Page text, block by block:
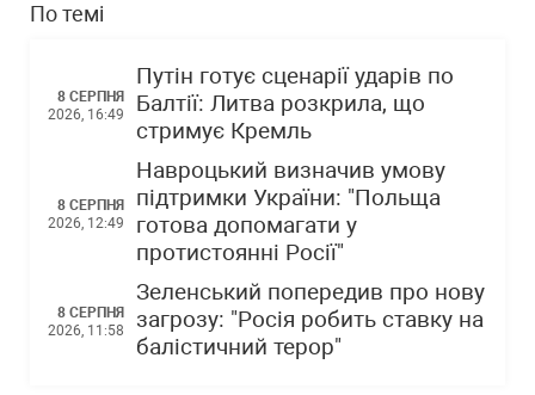
По темі
8 СЕРПНЯ
2026, 16:49
Путін готує сценарії ударів по
Балтії: Литва розкрила, що
стримує Кремль
8 СЕРПНЯ
2026, 12:49
Навроцький визначив умову
підтримки України: "Польща
готова допомагати у
протистоянні Росії"
8 СЕРПНЯ
2026, 11:58
Зеленський попередив про нову
загрозу: "Росія робить ставку на
балістичний терор"